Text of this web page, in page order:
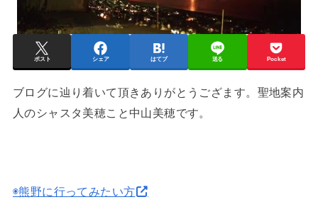
ポスト シェア はてブ 送る Pocket
ブログに辿り着いて頂きありがとうござます。聖地案内
人のシャスタ美穂こと中山美穂です。
◉熊野に行ってみたい方